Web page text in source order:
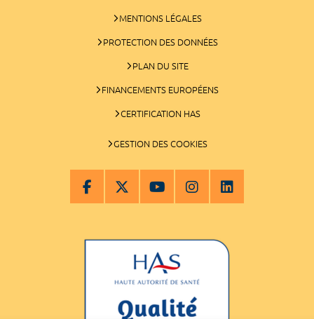
MENTIONS LÉGALES
PROTECTION DES DONNÉES
PLAN DU SITE
FINANCEMENTS EUROPÉENS
CERTIFICATION HAS
GESTION DES COOKIES